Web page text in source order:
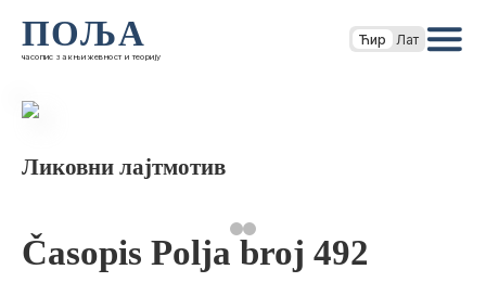
ПОЉА
часопис за књижевност и теорију
Ћир Лат
Ликовни лајтмотив
Časopis Polja broj 492